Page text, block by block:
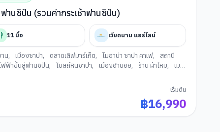
านซิปัน (รวมค่ากระเช้าฟานซิปัน)
11 มื้อ เวียดนาม แอร์ไลน์
น, เมืองซาปา, ตลาดเลิฟมาร์เก็ต, โมอาน่า ซาปา คาเฟ,
สถานี
ฟฟ้าขึ้นสู่ฟานซิปัน, โบสถ์หินซาปา, เมืองฮานอย, ร้าน ผ้าไหม,
เม
เริ่มต้น
฿16,990